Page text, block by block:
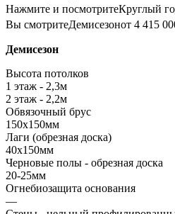
Нажмите и посмотритеКруглый
Вы смотритеДемисезонот 4 415
Демисезон
Высота потолков
1 этаж - 2,3м
2 этаж - 2,2м
Обвязочный брус
150х150мм
Лаги (обрезная доска)
40х150мм
Черновые полы - обрезная доска
20-25мм
Огнебиозащита основания
—